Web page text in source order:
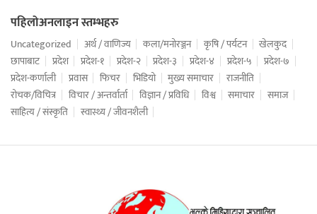
पहिलोअनलाइन स्तम्भहरु
Uncategorized अर्थ / वाणिज्य कला/मनोरञ्जन कृषि / पर्यटन
खेलकुद
छापाबाट
प्रदेश प्रदेश-१ प्रदेश-२ प्रदेश-३ प्रदेश-४ प्रदेश-५
प्रदेश-७
प्रदेश-कर्णाली
प्रवास फिचर भिडियो मुख्य समाचार
राजनीति
रोचक/विचित्र
विचार / अन्तर्वार्ता विज्ञान / प्रविधि विश्व समाचार
समाज
साहित्य / संस्कृति
स्वास्थ्य / जीवनशैली